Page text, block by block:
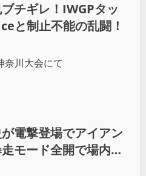
ブチギレ！IWGPタッ
と制止不能の乱闘！
奈川大会にて
が電撃登場でアイアン
モード全開で場内騒